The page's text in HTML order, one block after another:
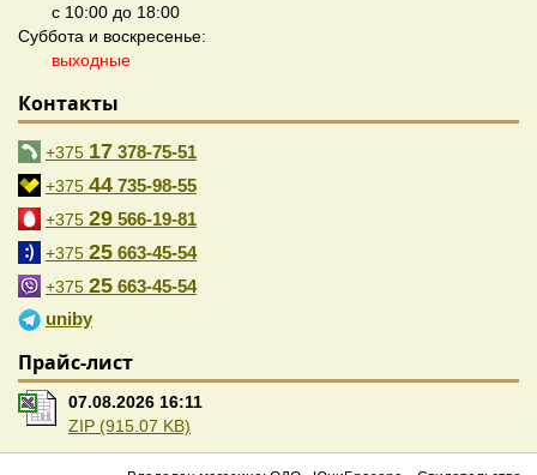
с 10:00 до 18:00
Суббота и воскресенье:
выходные
Контакты
+375 17 378-75-51
+375 44 735-98-55
+375 29 566-19-81
+375 25 663-45-54
+375 25 663-45-54
uniby
Прайс-лист
07.08.2026 16:11
ZIP (915.07 KB)